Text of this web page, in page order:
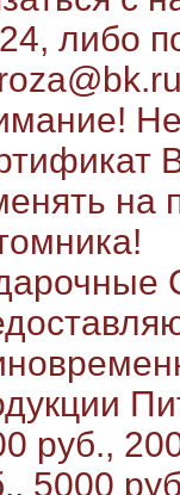
либо
на
руб.,
5000